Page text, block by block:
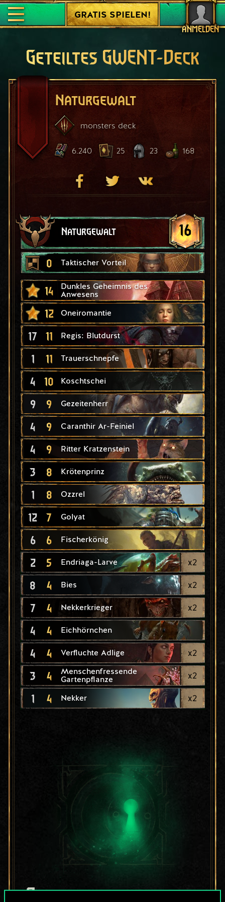
ANMELDEN
GRATIS SPIELEN!
Geteiltes GWENT-Deck
Naturgewalt
monsters deck
6.240 25 23 168
Naturgewalt 16
0 Taktischer Vorteil
14
Dunkles Geheimnis des
Anwesens
12 Oneiromantie
17 11 Regis: Blutdurst
1 11 Trauerschnepfe
4 10 Koschtschei
9 9 Gezeitenherr
4 9 Caranthir Ar-Feiniel
4 9 Ritter Kratzenstein
3 8 Krötenprinz
1 8 Ozzrel
12 7 Golyat
6 6 Fischerkönig
2 5 Endriaga-Larve x2
8 4 Bies x2
7 4 Nekkerkrieger x2
4 4 Eichhörnchen
4 4 Verfluchte Adlige x2
3 4
Menschenfressende
Gartenpflanze
x2
1 4 Nekker x2
Bis jetzt ist dies nur